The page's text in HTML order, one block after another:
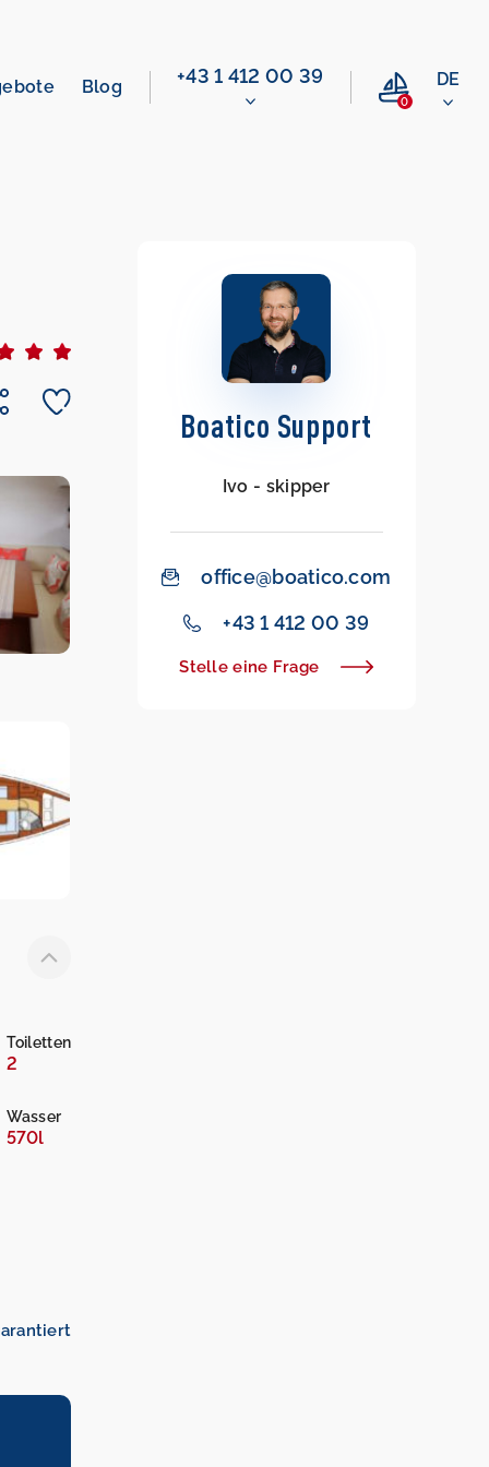
Blog +43 1 412 00 39
0
DE
Toiletten
2
Wasser
570l
Boatico Support
Ivo - skipper
office@boatico.com
+43 1 412 00 39
Stelle eine Frage